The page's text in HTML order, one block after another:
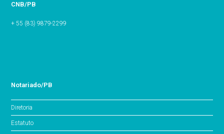
CNB/PB
+ 55 (83) 9879-2299
Notariado/PB
Diretoria
Estatuto